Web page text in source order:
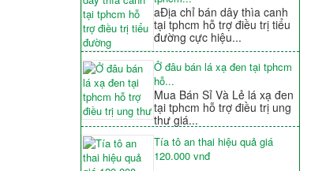
aĐịa chỉ bán dây thìa canh
tại tphcm hỗ trợ điều trị tiểu
đường cực hiệu...
Ở đâu bán lá xạ đen tại tphcm
hỗ...
Mua Bán Sỉ Và Lẻ lá xạ đen
tại tphcm hỗ trợ điều trị ung
thư giá...
Tía tô an thai hiệu quả giá
120.000 vnđ